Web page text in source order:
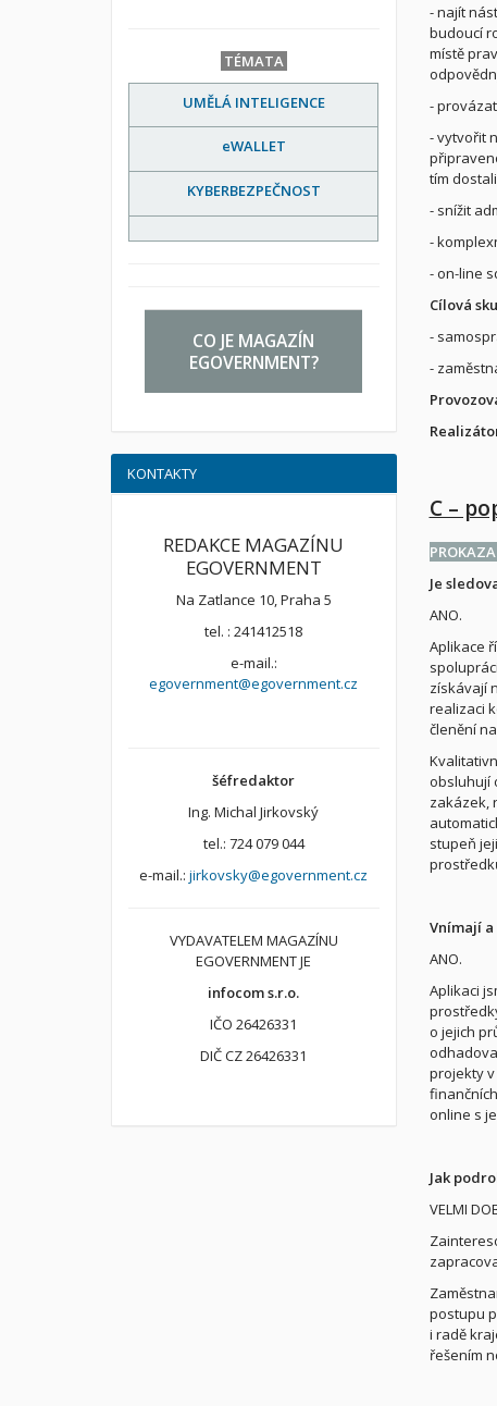
- najít
budoucí
místě
-
- vytvořit
tím
- snížit
-
- on-line
Cílová
-
-
C –
Je
ANO.
Aplikace
získávají
realizaci
členění
obsluhují
zakázek,
stupeň
Vnímají
ANO.
Aplikaci
o jejich
projekty
online s
Jak
VELMI
postupu
i radě
řešením
TÉMATA
UMĚLÁ INTELIGENCE
eWALLET
KYBERBEZPEČNOST
CO JE MAGAZÍN
EGOVERNMENT?
KONTAKTY
REDAKCE MAGAZÍNU
EGOVERNMENT
Na Zatlance 10, Praha 5
tel. : 241412518
e-mail.:
egovernment@egovernment.cz
šéfredaktor
Ing. Michal Jirkovský
tel.: 724 079 044
e-mail.:jirkovsky@egovernment.cz
VYDAVATELEM MAGAZÍNU
EGOVERNMENT JE
infocom s.r.o.
IČO 26426331
DIČ CZ 26426331